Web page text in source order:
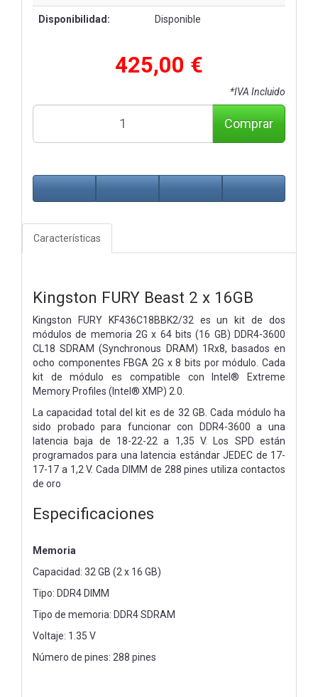
Disponibilidad: Disponible
425,00 €
*IVA Incluido
Comprar
Características
Kingston FURY Beast 2 x 16GB
Kingston FURY KF436C18BBK2/32 es un kit de dos
módulos de memoria 2G x 64 bits (16 GB) DDR4-3600
CL18 SDRAM (Synchronous DRAM) 1Rx8, basados ​​en
ocho componentes FBGA 2G x 8 bits pormódulo. Cada
kit de módulo es compatible con Intel® Extreme
Memory Profiles (Intel® XMP) 2.0.
La capacidad total del kit es de 32 GB. Cada módulo ha
sido probado para funcionar con DDR4-3600 a una
latencia baja de 18-22-22 a 1,35 V. Los SPD están
programados para una latencia estándar JEDEC de 17-
17-17 a 1,2 V. Cada DIMM de 288 pines utiliza contactos
de oro
Especificaciones
Memoria
Capacidad: 32 GB (2 x 16 GB)
Tipo: DDR4 DIMM
Tipo de memoria: DDR4 SDRAM
Voltaje: 1.35 V
Número de pines: 288 pines